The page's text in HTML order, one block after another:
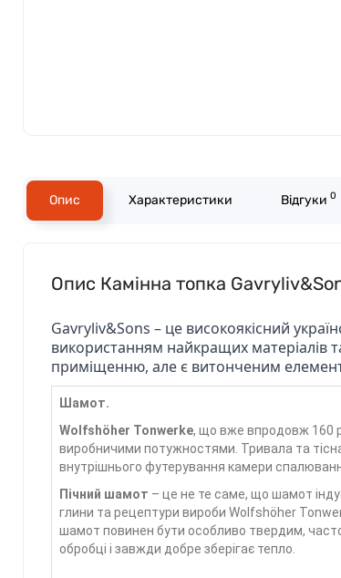
Опис Характеристики Відгуки 0
Опис Камінна топка
Gavryliv&Sons – це високоякісний
використанням найкращих матеріалів
приміщенню, але є витонченим
Шамот.
Wolfshöher Tonwerke, що вже впродовж 160
виробничими потужностями. Тривала та
внутрішнього футерування камери
Пічний шамот – це не те саме, що шамот
глини та рецептури вироби Wolfshöher
шамот повинен бути особливо твердим,
обробці і завжди добре зберігає тепло.